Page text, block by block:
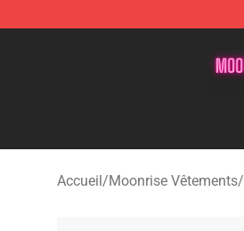
Accueil/Moonrise Vêtements/